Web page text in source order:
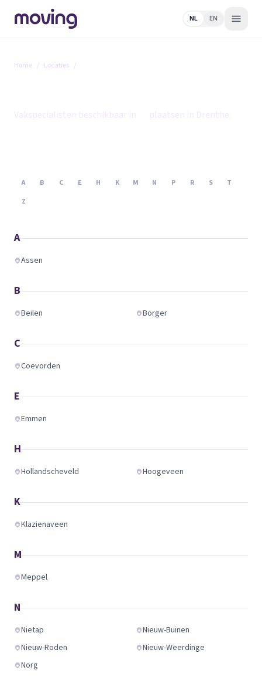
NL EN
Home / Locaties /
A B C E H K M N P R S
T
Z
A
Assen
B
Beilen Borger
C
Coevorden
E
Emmen
H
Hollandscheveld Hoogeveen
K
Klazienaveen
M
Meppel
N
Nietap
Nieuw-Buinen
Nieuw-Roden
Nieuw-Weerdinge
Norg